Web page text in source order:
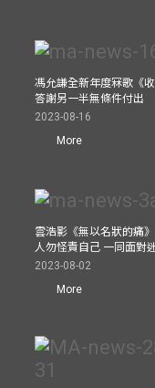
馮允謙全新年度冧歌《
答謝另一半無條件付出
2023-08-16
More
雲浩影《無以名狀的痛
人勿怪責自己 一同面對
2023-08-02
More